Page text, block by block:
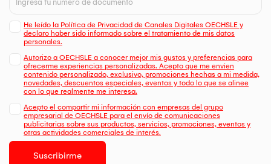
He leído la Política de Privacidad de Canales Digitales OECHSLE y
declaro haber sido informado sobre el tratamiento de mis datos
personales.
Autorizo a OECHSLE a conocer mejor mis gustos y preferencias para
ofrecerme experiencias personalizadas. Acepto que me envien
contenido personalizado, exclusivo, promociones hechas a mi medida,
novedades, descuentos especiales, eventos y todo lo que se alinee
con lo que realmente me interesa.
Acepto el compartir mi información con empresas del grupo
empresarial de OECHSLE para el envío de comunicaciones
publicitarias sobre sus productos, servicios, promociones, eventos y
otras actividades comerciales de interés.
Suscribirme